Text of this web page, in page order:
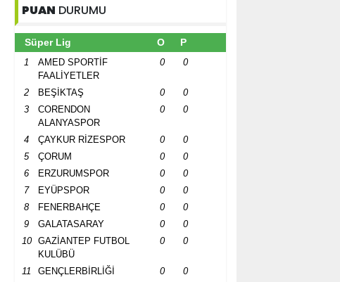
PUAN DURUMU
Süper Lig O P
1
AMED SPORTİF
FAALİYETLER
0 0
2 BEŞİKTAŞ 0
0
3
CORENDON
ALANYASPOR
0 0
4 ÇAYKUR RİZESPOR 0
0
5
ÇORUM 0
0
6
ERZURUMSPOR 0
0
7
EYÜPSPOR 0
0
8
FENERBAHÇE 0
0
9
GALATASARAY 0
0
10
GAZİANTEP FUTBOL
KULÜBÜ
0 0
11 GENÇLERBİRLİĞİ 0
0